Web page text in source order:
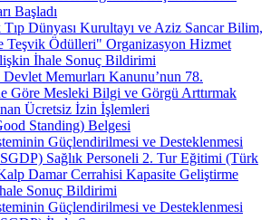
Başladı
Dünyası Kurultayı ve Aziz Sancar Bilim,
Teşvik Ödülleri" Organizasyon Hizmet
İhale Sonuç Bildirimi
Devlet Memurları Kanunu’nun 78.
Göre Mesleki Bilgi ve Görgü Arttırmak
Ücretsiz İzin İşlemleri
Standing) Belgesi
Güçlendirilmesi ve Desteklenmesi
Sağlık Personeli 2. Tur Eğitimi (Türk
Damar Cerrahisi Kapasite Geliştirme
Sonuç Bildirimi
Güçlendirilmesi ve Desteklenmesi